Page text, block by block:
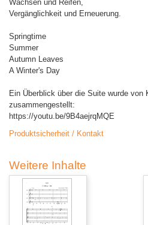
Wachsen und Reifen,
Vergänglichkeit und Erneuerung.
Springtime
Summer
Autumn Leaves
A Winter's Day
Ein Überblick über die Suite wurde von
zusammengestellt:
https://youtu.be/9B4aejrqMQE
Produktsicherheit / Kontakt
Weitere Inhalte